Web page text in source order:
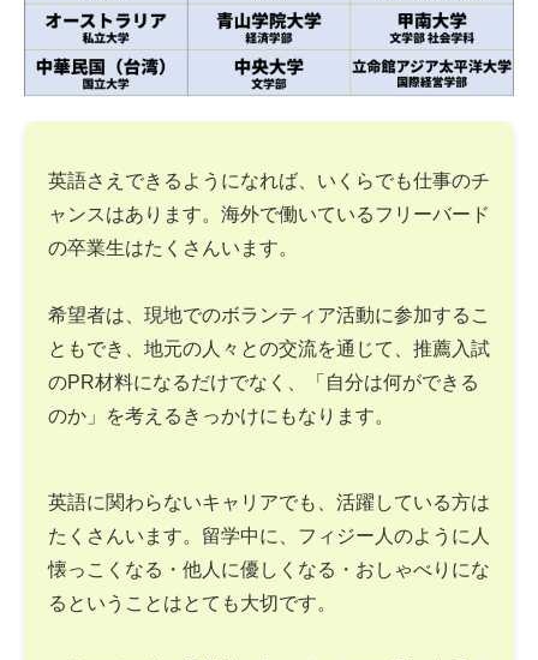
英語さえできるようになれば、いくらでも仕事のチ
ャンスはあります。海外で働いているフリーバード
の卒業生はたくさんいます。
希望者は、現地でのボランティア活動に参加するこ
ともでき、地元の人々との交流を通じて、推薦入試
のPR材料になるだけでなく、「自分は何ができる
のか」を考えるきっかけにもなります。
英語に関わらないキャリアでも、活躍している方は
たくさんいます。留学中に、フィジー人のように人
懐っこくなる・他人に優しくなる・おしゃべりにな
るということはとても大切です。